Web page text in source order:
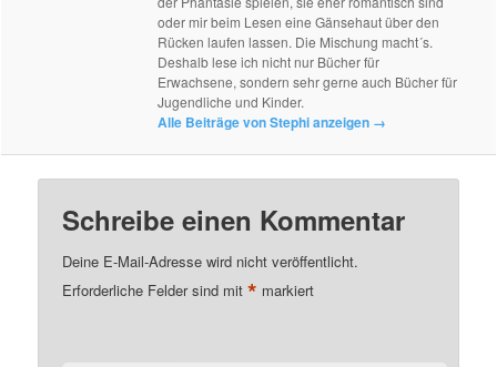
oder mir beim Lesen eine Gänsehaut über den
Rücken laufen lassen. Die Mischung macht´s.
Deshalb lese ich nicht nur Bücher für
Erwachsene, sondern sehr gerne auch Bücher für
Jugendliche und Kinder.
Alle Beiträge von Stephi anzeigen →
Schreibe einen Kommentar
Deine E-Mail-Adresse wird nicht veröffentlicht.
Erforderliche Felder sind mit* markiert